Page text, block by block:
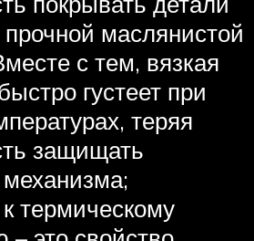
прочной маслянистой
с тем, вязкая
густеет при
теряя
защищать
к термическому